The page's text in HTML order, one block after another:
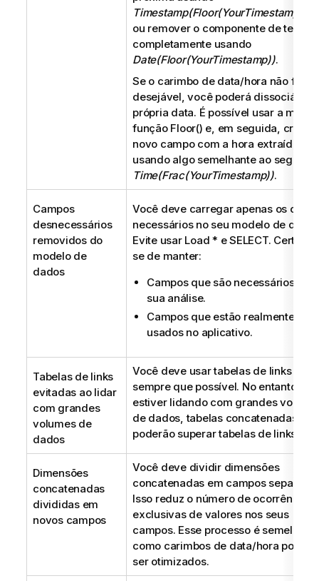
Timestamp(Floor(YourTimestamp,1/
ou remover o componente de tempo
completamente usando
Date(Floor(YourTimestamp)).
Se o carimbo de data/hora não for
desejável, você poderá dissociá-lo
própria data. É possível usar a
função Floor() e, em seguida, criar
novo campo com a hora extraída,
usando algo semelhante ao
Time(Frac(YourTimestamp)).
Campos
desnecessários
removidos do
modelo de
dados
Você deve carregar apenas os
necessários no seu modelo de
Evite usar Load * eSELECT.
se de manter:
Campos que são necessários
sua análise.
Campos que estão realmente
usados no aplicativo.
Tabelas de links
evitadas ao lidar
com grandes
volumes de
dados
Você deve usar tabelas de links
sempre que possível. No entanto, se
estiver lidando com grandes
de dados, tabelas concatenadas
poderão superar tabelas de links.
Dimensões
concatenadas
divididas em
novos campos
Você deve dividir dimensões
concatenadas em campos
Isso reduz o número de ocorrências
exclusivas de valores nos seus
campos. Esse processo é
como carimbos de data/hora podem
ser otimizados.